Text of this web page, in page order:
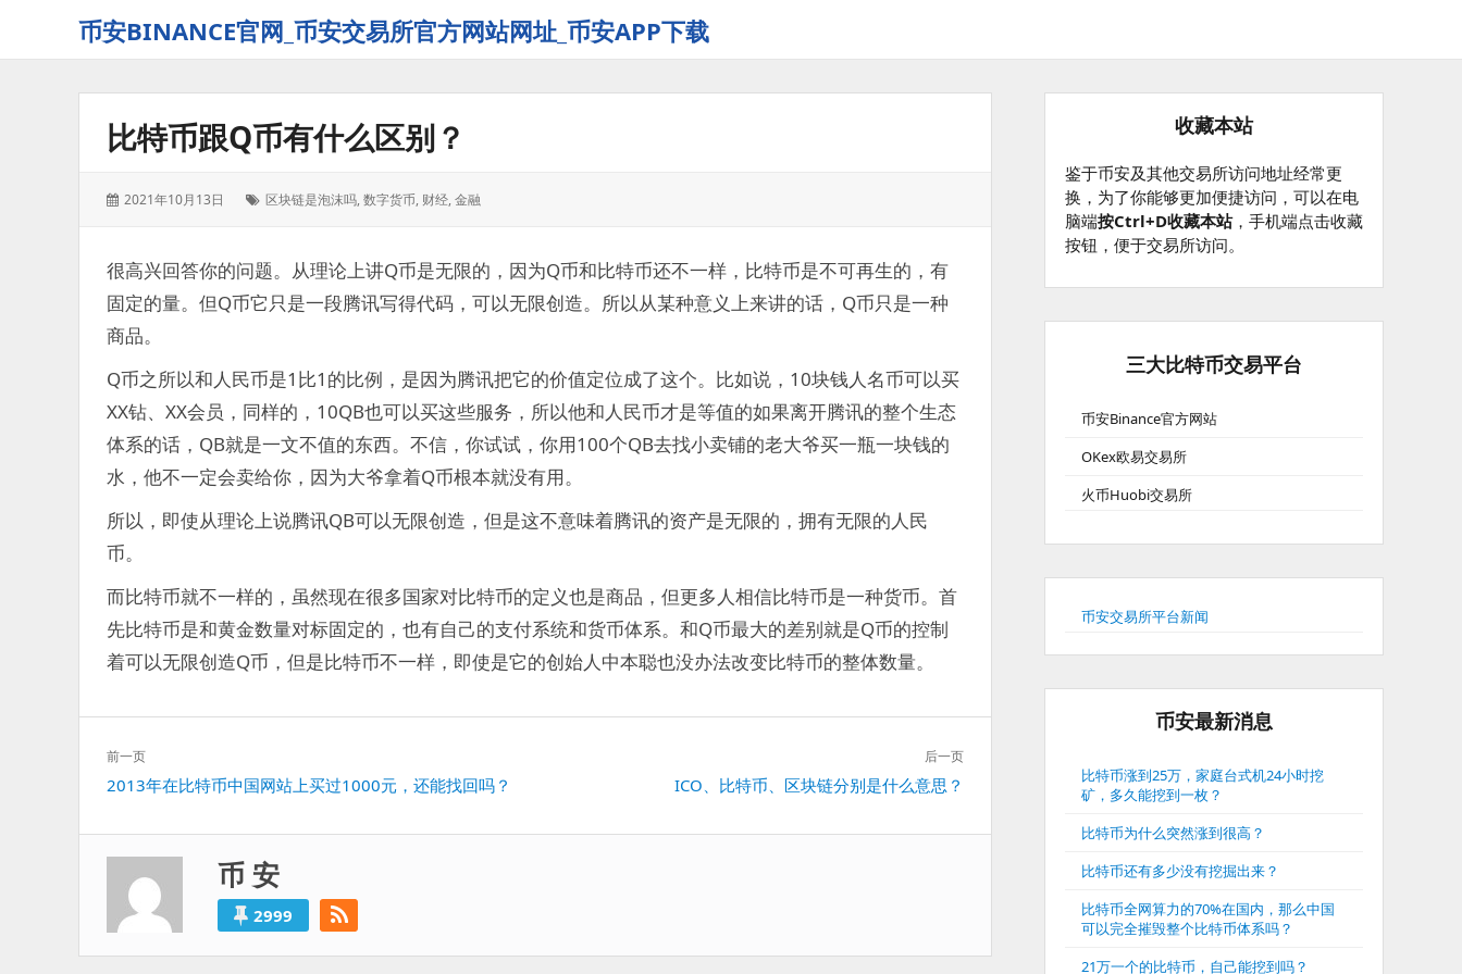
币安BINANCE官网_币安交易所官方网站网址_币安APP下载
比特币跟Q币有什么区别？
发
2021年10月13日
标
区块链是泡沫吗,数字货币, 财经,金融
很高兴回答你的问题。从理论上讲Q币是无限的，因为Q币和比特币还不一样，比特币是不可再生的，有
固定的量。但Q币它只是一段腾讯写得代码，可以无限创造。所以从某种意义上来讲的话，Q币只是一种
商品。
Q币之所以和人民币是1比1的比例，是因为腾讯把它的价值定位成了这个。比如说，10块钱人名币可以买
XX钻、XX会员，同样的，10QB也可以买这些服务，所以他和人民币才是等值的如果离开腾讯的整个生态
体系的话，QB就是一文不值的东西。不信，你试试，你用100个QB去找小卖铺的老大爷买一瓶一块钱的
水，他不一定会卖给你，因为大爷拿着Q币根本就没有用。
所以，即使从理论上说腾讯QB可以无限创造，但是这不意味着腾讯的资产是无限的，拥有无限的人民
币。
而比特币就不一样的，虽然现在很多国家对比特币的定义也是商品，但更多人相信比特币是一种货币。首
先比特币是和黄金数量对标固定的，也有自己的支付系统和货币体系。和Q币最大的差别就是Q币的控制
着可以无限创造Q币，但是比特币不一样，即使是它的创始人中本聪也没办法改变比特币的整体数量。
文
章
导
航
前一页
上
篇：
2013年在比特币中国网站上买过1000元，还能找回吗？
后一页
篇：
ICO、比特币、区块链分别是什么意思？
币 安
2999
收藏本站
鉴于币安及其他交易所访问地址经常更
换，为了你能够更加便捷访问，可以在电
脑端按Ctrl+D收藏本站，手机端点击收藏
按钮，便于交易所访问。
三大比特币交易平台
币安Binance官方网站
OKex欧易交易所
火币Huobi交易所
币安交易所平台新闻
币安最新消息
比特币涨到25万，家庭台式机24小时挖
矿，多久能挖到一枚？
比特币为什么突然涨到很高？
比特币还有多少没有挖掘出来？
比特币全网算力的70%在国内，那么中国
可以完全摧毁整个比特币体系吗？
21万一个的比特币，自己能挖到吗？